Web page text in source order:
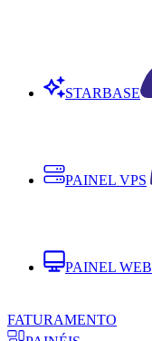
STARBASE
PAINEL VPS
PAINEL WEB
FATURAMENTO